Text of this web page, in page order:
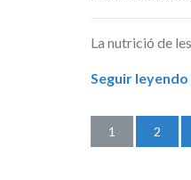
La nutrició de
Seguir leyendo
Navegación
1 2